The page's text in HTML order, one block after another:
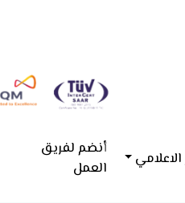
أنضم لفريق
العمل